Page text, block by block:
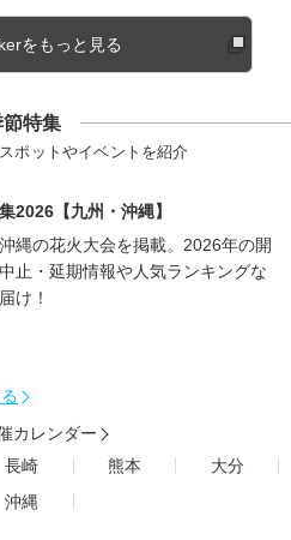
をもっと見る
節特集
ポットやイベントを紹介
2026【九州・沖縄】
縄の花火大会を掲載。2026年の開
止・延期情報や人気ランキングな
け！
カレンダー
長崎 熊本
大分
沖縄